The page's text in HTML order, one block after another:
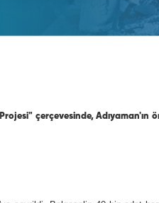
çerçevesinde, Adıyaman'ın